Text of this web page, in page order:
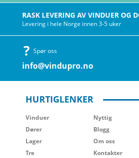
RASK LEVERING AV VINDUER OG
Levering i hele Norge innen 3-5 uker
Spør oss
info@vindupro.no
HURTIGLENKER
Vinduer
Dører
Lager
Tre
Nyttig
Blogg
Om oss
Kontakter